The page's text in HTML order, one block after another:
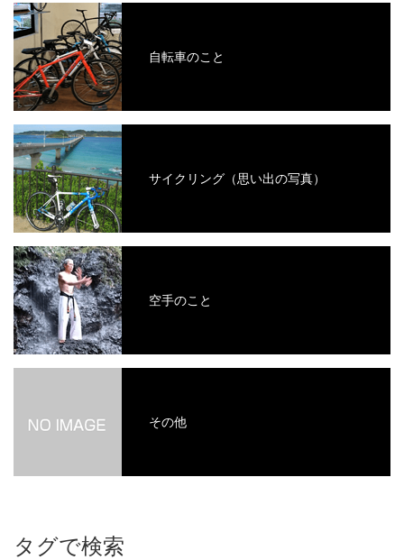
自転車のこと
サイクリング（思い出の写真）
空手のこと
その他
タグで検索